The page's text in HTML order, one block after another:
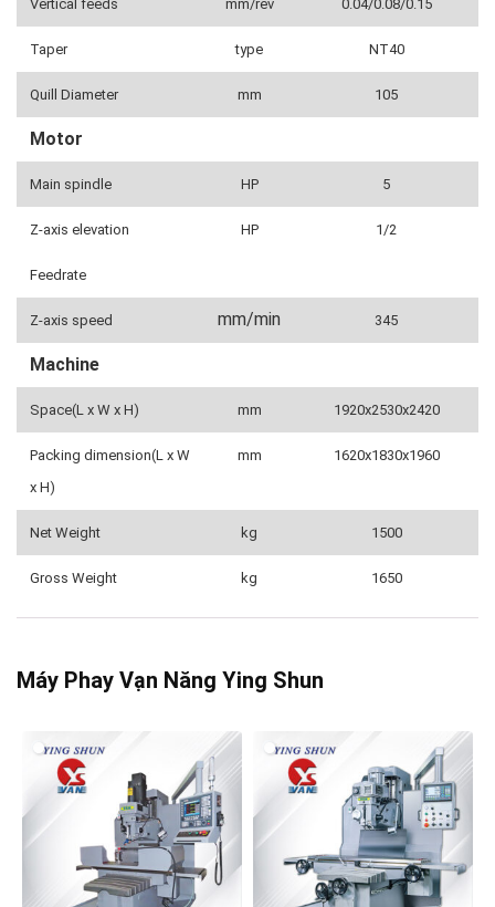
Vertical feeds mm/rev 0.04/0.08/0.15
Taper type NT40
Quill Diameter mm 105
Motor
Main spindle HP 5
Z-axis elevation HP 1/2
Feedrate
Z-axis speed mm/min 345
Machine
Space(L x W x H) mm 1920x2530x2420
Packing dimension(L x W
x H)
mm 1620x1830x1960
Net Weight kg 1500
Gross Weight kg 1650
Máy Phay Vạn Năng Ying Shun